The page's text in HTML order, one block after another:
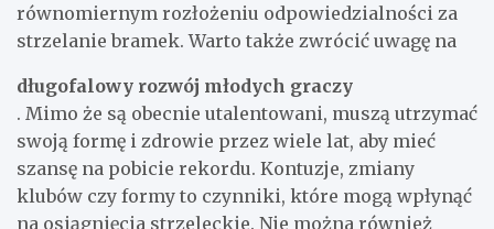
równomiernym rozłożeniu odpowiedzialności za
strzelanie bramek. Warto także zwrócić uwagę na
długofalowy rozwój młodych graczy
. Mimo że są obecnie utalentowani, muszą utrzymać
swoją formę i zdrowie przez wiele lat, aby mieć
szansę na pobicie rekordu. Kontuzje, zmiany
klubów czy formy to czynniki, które mogą wpłynąć
na osiągnięcia strzeleckie. Nie można również